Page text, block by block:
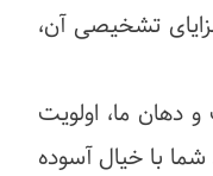
تشخیصی آن،
دهان ما، اولویت
با خیال آسوده